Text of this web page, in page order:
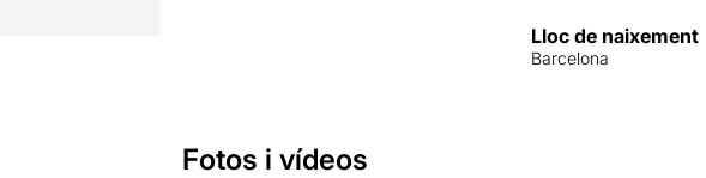
Lloc de naixement
Barcelona
Fotos i vídeos